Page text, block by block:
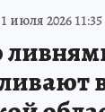
1 июля 2026 11:35